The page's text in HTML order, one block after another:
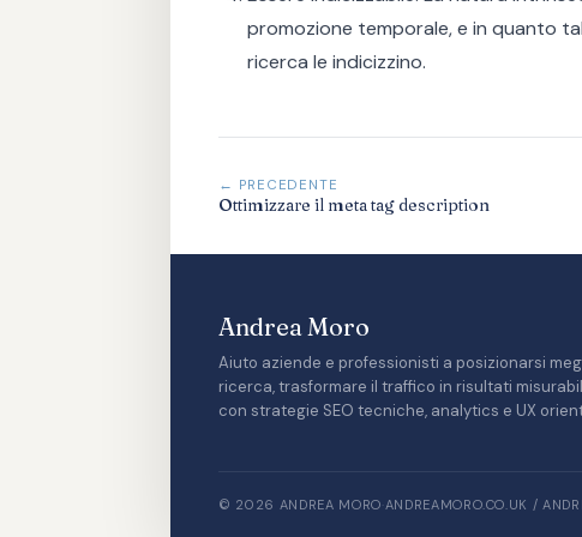
promozione temporale, e in quanto
ricerca le indicizzino.
← PRECEDENTE
Ottimizzare il meta tag description
Andrea Moro
Aiuto aziende e professionisti a posizionarsi
ricerca, trasformare il traffico in risultati
con strategie SEO tecniche, analytics e UX
© 2026 ANDREA MORO·ANDREAMORO.CO.UK /